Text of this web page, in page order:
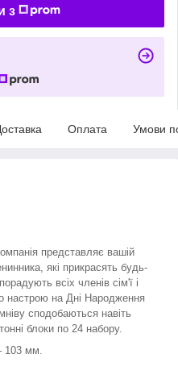
з
Оплата Умови
представляє вашій
які прикрасять будь-
всіх членів сім'ї і
настрою на Дні Народження
сподобаються навіть
блоки по 24 набору.
103 мм.